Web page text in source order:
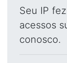
Seu IP
acessos
conosco.